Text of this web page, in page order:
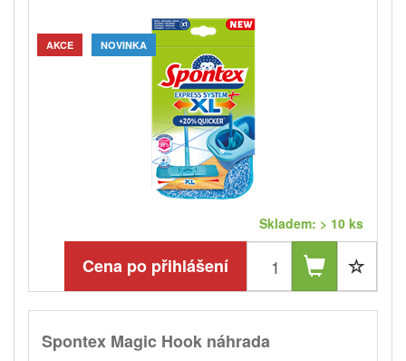
AKCE NOVINKA
Skladem: > 10 ks
Cena po přihlášení
Spontex Magic Hook náhrada